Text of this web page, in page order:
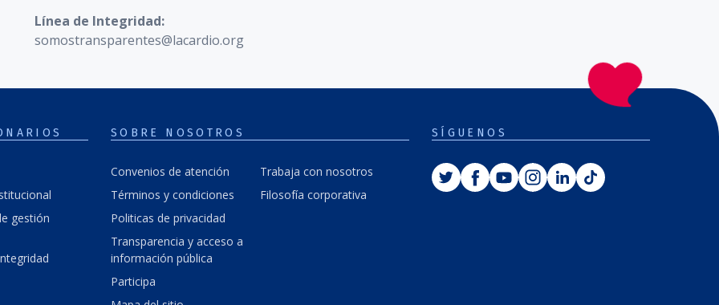
Línea de Integridad:
somostransparentes@lacardio.org
gestión
SOBRE NOSOTROS
Convenios de atención
Términos y condiciones
Politicas de privacidad
Transparencia y acceso a
información pública
Participa
Trabaja con nosotros
Filosofía corporativa
SÍGUENOS
TwitterFacebook
YoutubeInstagram
LinkedinTiktok